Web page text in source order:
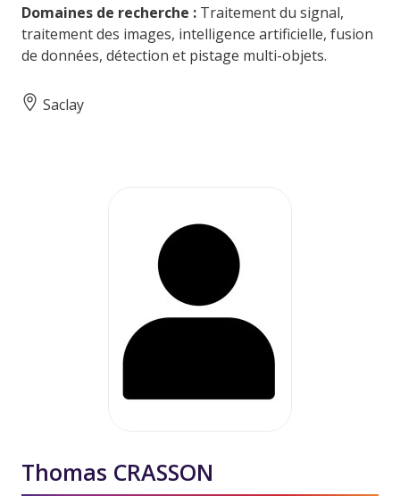
Domaines de recherche : Traitement du signal,
traitement des images, intelligence artificielle, fusion
de données, détection et pistage multi-objets.
Saclay
Thomas CRASSON